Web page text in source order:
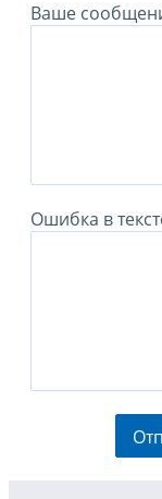
Ваше
Ошибка в